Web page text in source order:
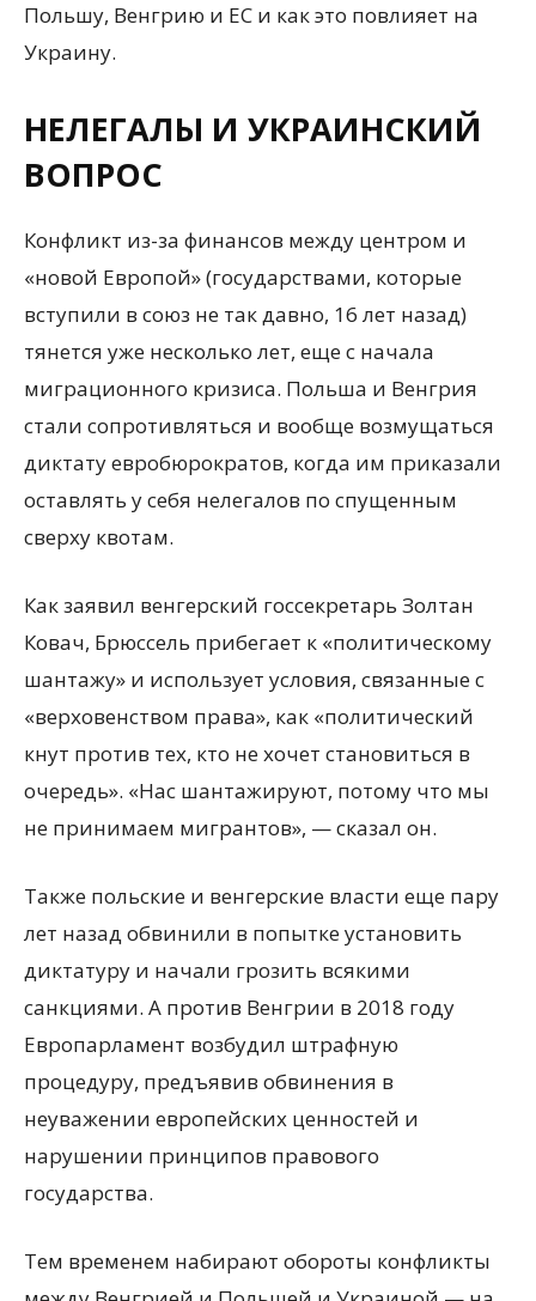
Польшу, Венгрию и ЕС и как это повлияет на
Украину.
НЕЛЕГАЛЫ И УКРАИНСКИЙ
ВОПРОС
Конфликт из-за финансов между центром и
«новой Европой» (государствами, которые
вступили в союз не так давно, 16 лет назад)
тянется уже несколько лет, еще с начала
миграционного кризиса. Польша и Венгрия
стали сопротивляться и вообще возмущаться
диктату евробюрократов, когда им приказали
оставлять у себя нелегалов по спущенным
сверху квотам.
Как заявил венгерский госсекретарь Золтан
Ковач, Брюссель прибегает к «политическому
шантажу» и использует условия, связанные с
«верховенством права», как «политический
кнут против тех, кто не хочет становиться в
очередь». «Нас шантажируют, потому что мы
не принимаем мигрантов», — сказал он.
Также польские и венгерские власти еще пару
лет назад обвинили в попытке установить
диктатуру и начали грозить всякими
санкциями. А против Венгрии в 2018 году
Европарламент возбудил штрафную
процедуру, предъявив обвинения в
неуважении европейских ценностей и
нарушении принципов правового
государства.
Тем временем набирают обороты конфликты